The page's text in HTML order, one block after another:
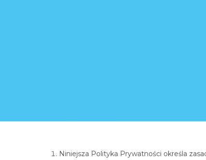
Niniejsza Polityka Prywatności określa